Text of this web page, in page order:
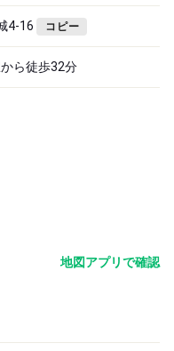
4-16 コピー
ら徒歩32分
地図アプリで確認